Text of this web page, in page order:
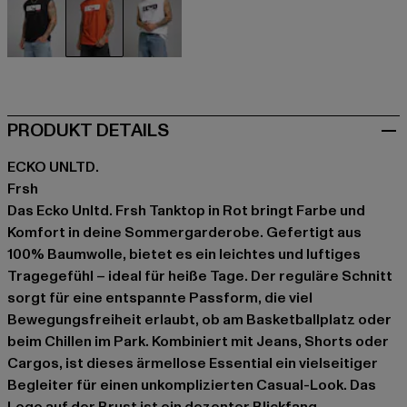
PRODUKT DETAILS
ECKO UNLTD.
Frsh
Das Ecko Unltd. Frsh Tanktop in Rot bringt Farbe und
Komfort in deine Sommergarderobe. Gefertigt aus
100% Baumwolle, bietet es ein leichtes und luftiges
Tragegefühl – ideal für heiße Tage. Der reguläre Schnitt
sorgt für eine entspannte Passform, die viel
Bewegungsfreiheit erlaubt, ob am Basketballplatz oder
beim Chillen im Park. Kombiniert mit Jeans, Shorts oder
Cargos, ist dieses ärmellose Essential ein vielseitiger
Begleiter für einen unkomplizierten Casual-Look. Das